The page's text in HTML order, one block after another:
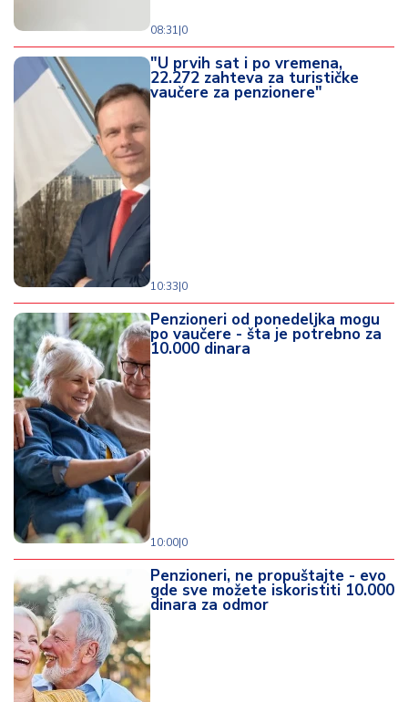
08:31|0
"U prvih sat i po vremena,
22.272 zahteva za turističke
vaučere za penzionere"
10:33|0
Penzioneri od ponedeljka mogu
po vaučere - šta je potrebno za
10.000 dinara
10:00|0
Penzioneri, ne propuštajte - evo
gde sve možete iskoristiti 10.000
dinara za odmor